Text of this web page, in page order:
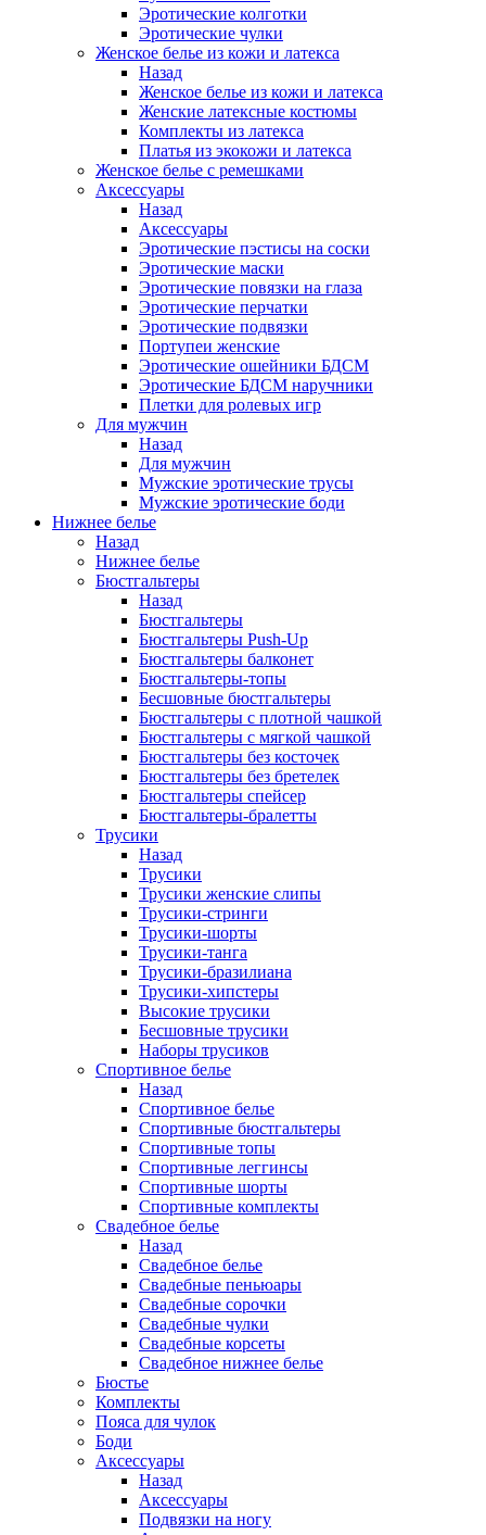
Эротические колготки
Эротические чулки
Женское белье из кожи и латекса
Назад
Женское белье из кожи и латекса
Женские латексные костюмы
Комплекты из латекса
Платья из экокожи и латекса
Женское белье с ремешками
Аксессуары
Назад
Аксессуары
Эротические пэстисы на соски
Эротические маски
Эротические повязки на глаза
Эротические перчатки
Эротические подвязки
Портупеи женские
Эротические ошейники БДСМ
Эротические БДСМ наручники
Плетки для ролевых игр
Для мужчин
Назад
Для мужчин
Мужские эротические трусы
Мужские эротические боди
Нижнее белье
Назад
Нижнее белье
Бюстгальтеры
Назад
Бюстгальтеры
Бюстгальтеры Push-Up
Бюстгальтеры балконет
Бюстгальтеры-топы
Бесшовные бюстгальтеры
Бюстгальтеры с плотной чашкой
Бюстгальтеры с мягкой чашкой
Бюстгальтеры без косточек
Бюстгальтеры без бретелек
Бюстгальтеры спейсер
Бюстгальтеры-бралетты
Трусики
Назад
Трусики
Трусики женские слипы
Трусики-стринги
Трусики-шорты
Трусики-танга
Трусики-бразилиана
Трусики-хипстеры
Высокие трусики
Бесшовные трусики
Наборы трусиков
Спортивное белье
Назад
Спортивное белье
Спортивные бюстгальтеры
Спортивные топы
Спортивные леггинсы
Спортивные шорты
Спортивные комплекты
Свадебное белье
Назад
Свадебное белье
Свадебные пеньюары
Свадебные сорочки
Свадебные чулки
Свадебные корсеты
Свадебное нижнее белье
Бюстье
Комплекты
Пояса для чулок
Боди
Аксессуары
Назад
Аксессуары
Подвязки на ногу